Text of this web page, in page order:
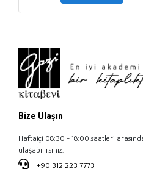
Bize Ulaşın
Haftaiçi 08:30 - 18:00 saatleri
ulaşabilirsiniz.
+90 312 223 7773